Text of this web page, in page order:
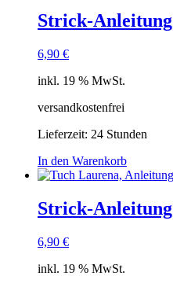
Strick-
6,90 €
inkl. 19 % MwSt.
versandkostenfrei
Lieferzeit: 24 Stunden
In den Warenkorb
Strick-
6,90 €
inkl. 19 % MwSt.